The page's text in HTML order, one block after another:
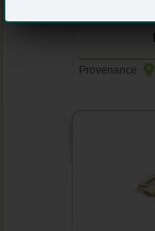
Provenance